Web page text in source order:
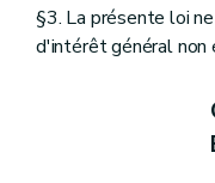
§3. La présente loi
d'intérêt général non